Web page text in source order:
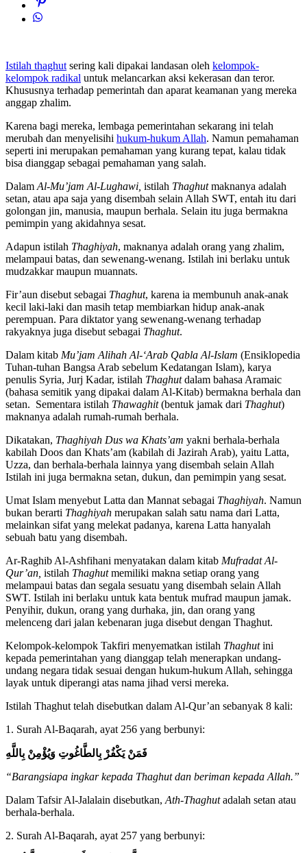
Istilah thaghut sering kali dipakai landasan oleh kelompok-
kelompok radikal untuk melancarkan aksi kekerasan dan teror.
Khususnya terhadap pemerintah dan aparat keamanan yang mereka
anggap zhalim.
Karena bagi mereka, lembaga pemerintahan sekarang ini telah
merubah dan menyelisihi hukum-hukum Allah. Namun pemahaman
seperti ini merupakan pemahaman yang kurang tepat, kalau tidak
bisa dianggap sebagai pemahaman yang salah.
Dalam Al-Mu’jam Al-Lughawi, istilah Thaghutmaknanya adalah
setan, atau apa saja yang disembah selain Allah SWT, entah itu dari
golongan jin, manusia, maupun berhala. Selain itu juga bermakna
pemimpin yang akidahnya sesat.
Adapun istilah Thaghiyah, maknanya adalah orang yang zhalim,
melampaui batas, dan sewenang-wenang. Istilah ini berlaku untuk
mudzakkar maupun muannats.
Fir’aun disebut sebagai Thaghut, karena ia membunuh anak-anak
kecil laki-laki dan masih tetap membiarkan hidup anak-anak
perempuan. Para diktator yang sewenang-wenang terhadap
rakyaknya juga disebut sebagai Thaghut.
Dalam kitab Mu’jam Alihah Al-‘Arab Qabla Al-Islam (Ensiklopedia
Tuhan-tuhan Bangsa Arab sebelum Kedatangan Islam), karya
penulis Syria, Jurj Kadar, istilah Thaghutdalam bahasa Aramaic
(bahasa semitik yang dipakai dalam Al-Kitab) bermakna berhala dan
setan. Sementara istilah Thawaghit(bentuk jamak dari Thaghut)
maknanya adalah rumah-rumah berhala.
Dikatakan, Thaghiyah Dus wa Khats’am yakni berhala-berhala
kabilah Doos dan Khats’am (kabilah di Jazirah Arab), yaitu Latta,
Uzza, dan berhala-berhala lainnya yang disembah selain Allah
Istilah ini juga bermakna setan, dukun, dan pemimpin yang sesat.
Umat Islam menyebut Latta dan Mannat sebagai Thaghiyah. Namun
bukan berarti Thaghiyah merupakan salah satu nama dari Latta,
melainkan sifat yang melekat padanya, karena Latta hanyalah
sebuah batu yang disembah.
Ar-Raghib Al-Ashfihani menyatakan dalam kitab Mufradat Al-
Qur’an, istilah Thaghutmemiliki makna setiap orang yang
melampaui batas dan segala sesuatu yang disembah selain Allah
SWT. Istilah ini berlaku untuk kata bentuk mufrad maupun jamak.
Penyihir, dukun, orang yang durhaka, jin, dan orang yang
melenceng dari jalan kebenaran juga disebut dengan Thaghut.
Kelompok-kelompok Takfiri menyematkan istilah Thaghutini
kepada pemerintahan yang dianggap telah menerapkan undang-
undang negara tidak sesuai dengan hukum-hukum Allah, sehingga
layak untuk diperangi atas nama jihad versi mereka.
Istilah Thaghut telah disebutkan dalam Al-Qur’an sebanyak 8 kali:
1. Surah Al-Baqarah, ayat 256 yang berbunyi:
فَمَنْ يَكْفُرْ بِالطَّاغُوتِ وَيُؤْمِنْ بِاللَّهِ
“Barangsiapa ingkar kepada Thaghut dan beriman kepada Allah.”
Dalam Tafsir Al-Jalalain disebutkan, Ath-Thaghutadalah setan atau
berhala-berhala.
2. Surah Al-Baqarah, ayat 257 yang berbunyi: